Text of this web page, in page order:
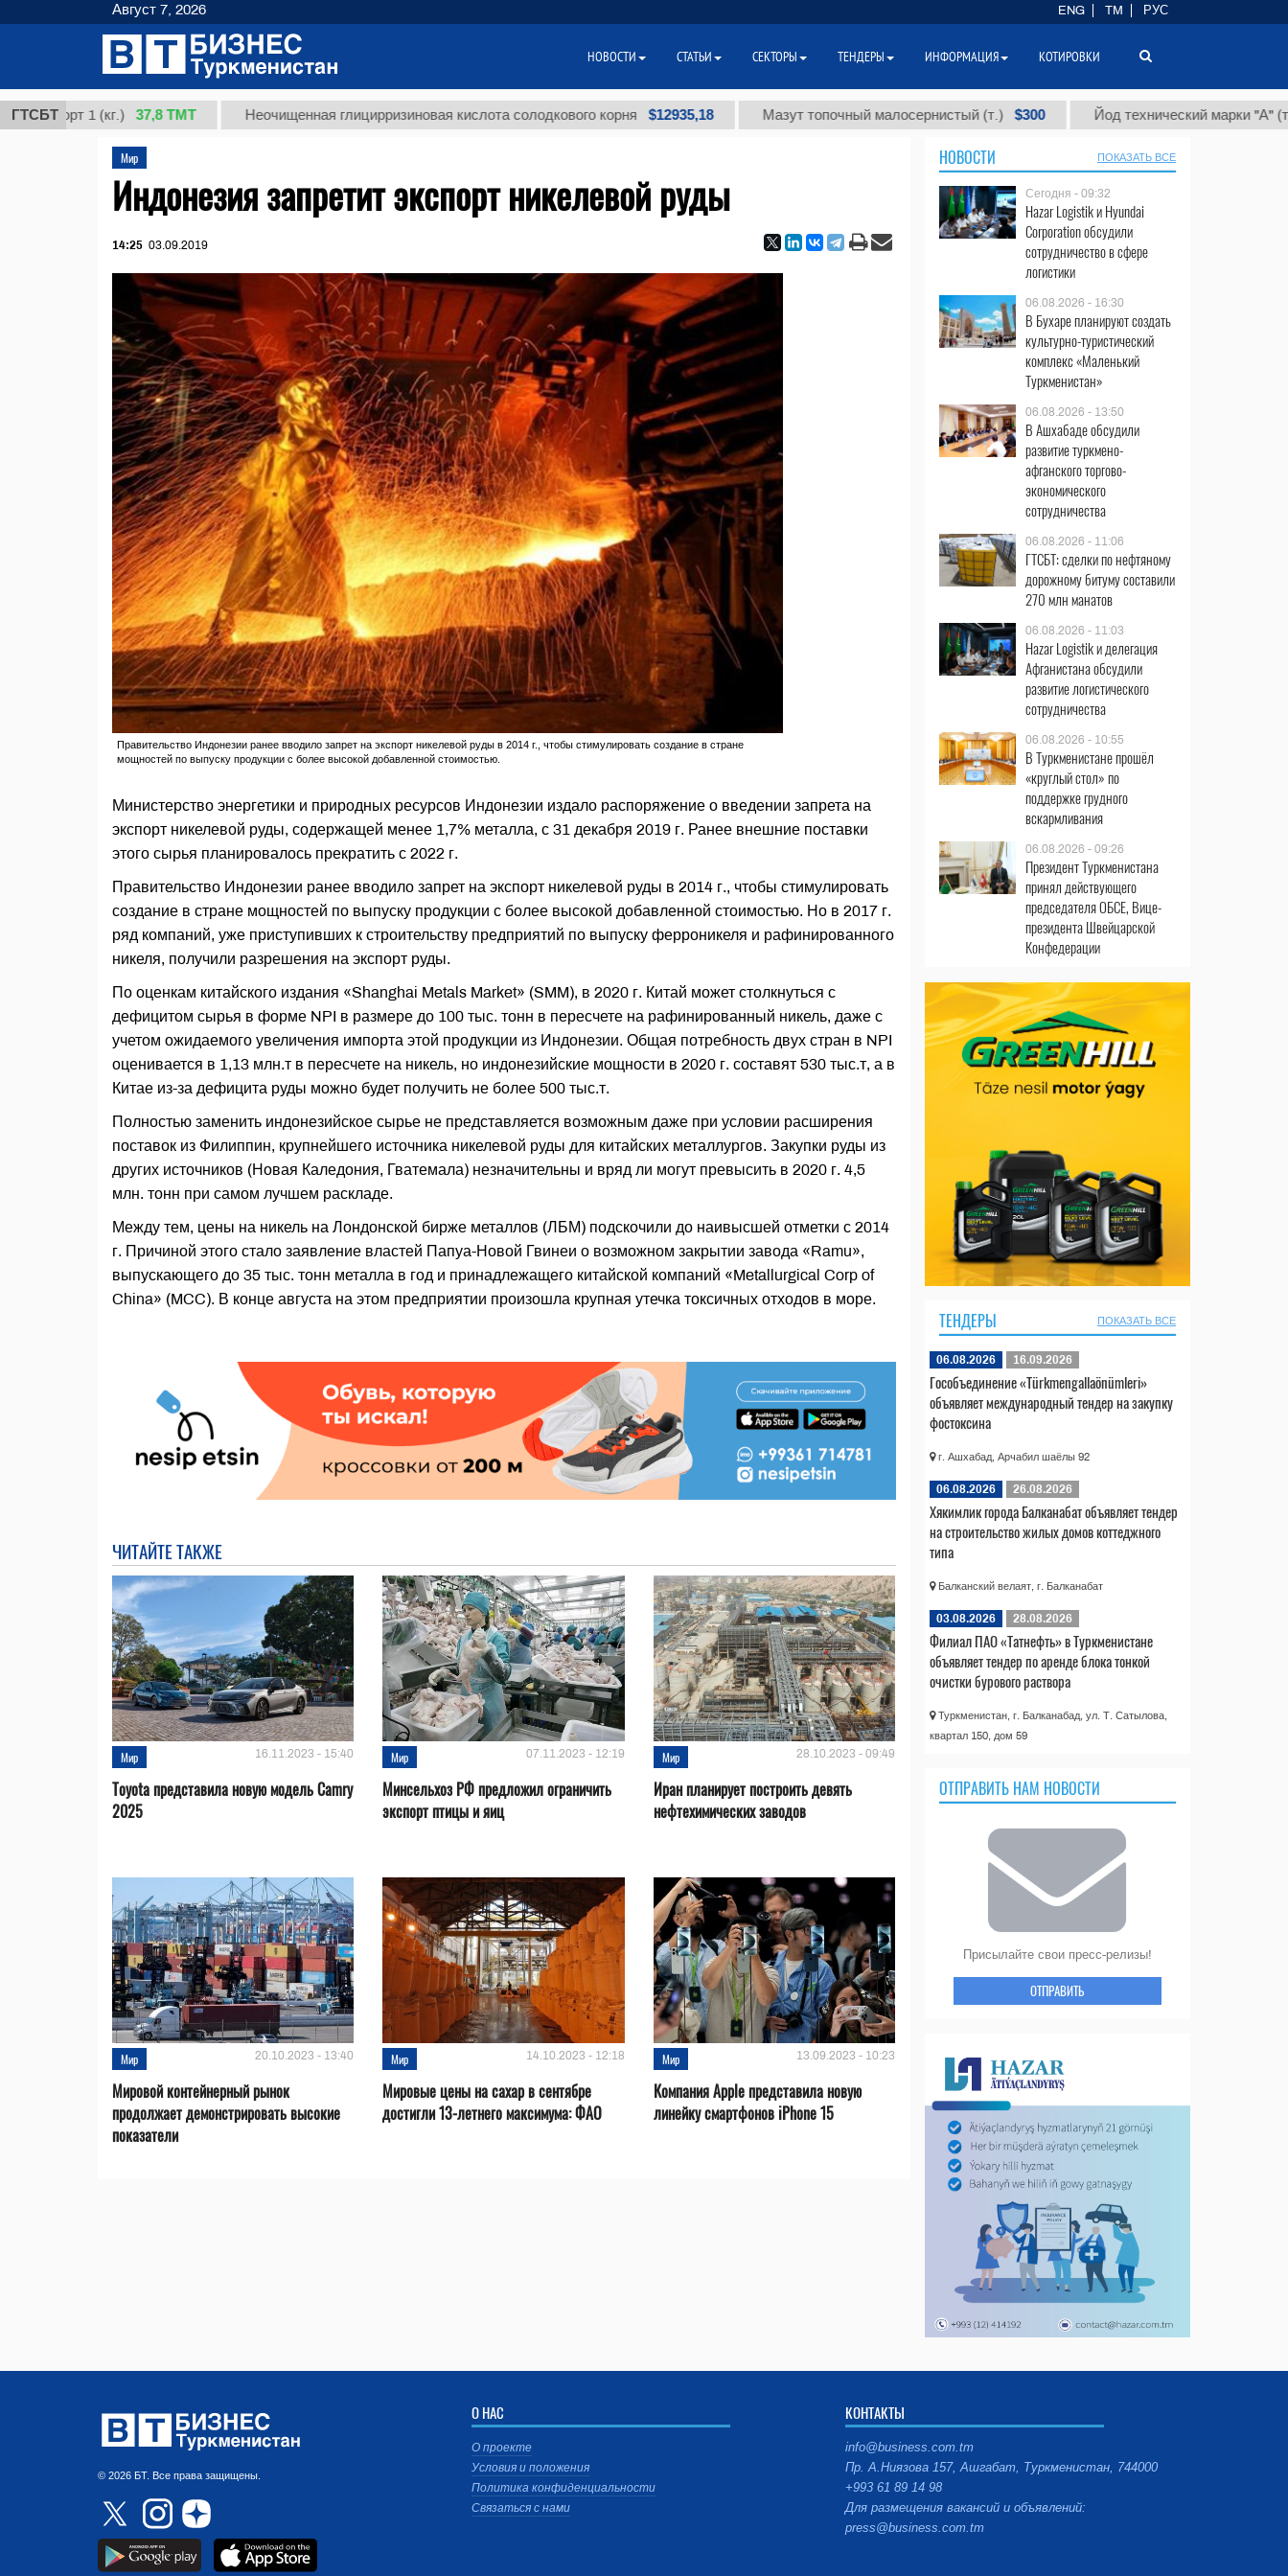
ГТСБТ
1 (кг.) 37,8 ТМТ Неочищенная глицирризиновая кислота солодкового корня $12935,18 Мазут топочный малосернистый (т.) $300 Йод технический марки "А" (т.) $86
Мир
Индонезия запретит экспорт никелевой руды
14:25 03.09.2019
Правительство Индонезии ранее вводило запрет на экспорт никелевой руды в 2014 г., чтобы стимулировать создание в стране
мощностей по выпуску продукции с более высокой добавленной стоимостью.
Министерство энергетики и природных ресурсов Индонезии издало распоряжение о введении запрета на
экспорт никелевой руды, содержащей менее 1,7% металла, с 31 декабря 2019 г. Ранее внешние поставки
этого сырья планировалось прекратить с 2022 г.
Правительство Индонезии ранее вводило запрет на экспорт никелевой руды в 2014 г., чтобы стимулировать
создание в стране мощностей по выпуску продукции с более высокой добавленной стоимостью. Но в 2017 г.
ряд компаний, уже приступивших к строительству предприятий по выпуску ферроникеля и рафинированного
никеля, получили разрешения на экспорт руды.
По оценкам китайского издания «Shanghai Metals Market» (SMM), в 2020 г. Китай может столкнуться с
дефицитом сырья в форме NPI в размере до 100 тыс. тонн в пересчете на рафинированный никель, даже с
учетом ожидаемого увеличения импорта этой продукции из Индонезии. Общая потребность двух стран в NPI
оценивается в 1,13 млн.т в пересчете на никель, но индонезийские мощности в 2020 г. составят 530 тыс.т, а в
Китае из-за дефицита руды можно будет получить не более 500 тыс.т.
Полностью заменить индонезийское сырье не представляется возможным даже при условии расширения
поставок из Филиппин, крупнейшего источника никелевой руды для китайских металлургов. Закупки руды из
других источников (Новая Каледония, Гватемала) незначительны и вряд ли могут превысить в 2020 г. 4,5
млн. тонн при самом лучшем раскладе.
Между тем, цены на никель на Лондонской бирже металлов (ЛБМ) подскочили до наивысшей отметки с 2014
г. Причиной этого стало заявление властей Папуа-Новой Гвинеи о возможном закрытии завода «Ramu»,
выпускающего до 35 тыс. тонн металла в год и принадлежащего китайской компаний «Metallurgical Corp of
China» (MCC). В конце августа на этом предприятии произошла крупная утечка токсичных отходов в море.
ЧИТАЙТЕ ТАКЖЕ
Мир 16.11.2023 - 15:40
Toyota представила новую модель Camry
2025
Мир 07.11.2023 - 12:19
Минсельхоз РФ предложил ограничить
экспорт птицы и яиц
Мир 28.10.2023 - 09:49
Иран планирует построить девять
нефтехимических заводов
Мир 20.10.2023 - 13:40
Мировой контейнерный рынок
продолжает демонстрировать высокие
показатели
Мир 14.10.2023 - 12:18
Мировые цены на сахар в сентябре
достигли 13-летнего максимума: ФАО
Мир 13.09.2023 - 10:23
Компания Apple представила новую
линейку смартфонов iPhone 15
НОВОСТИ ПОКАЗАТЬ ВСЕ
Сегодня - 09:32
Hazar Logistik и Hyundai
Corporation обсудили
сотрудничество в сфере
логистики
06.08.2026 - 16:30
В Бухаре планируют создать
культурно-туристический
комплекс «Маленький
Туркменистан»
06.08.2026 - 13:50
В Ашхабаде обсудили
развитие туркмено-
афганского торгово-
экономического
сотрудничества
06.08.2026 - 11:06
ГТСБТ: сделки по нефтяному
дорожному битуму составили
270 млн манатов
06.08.2026 - 11:03
Hazar Logistik и делегация
Афганистана обсудили
развитие логистического
сотрудничества
06.08.2026 - 10:55
В Туркменистане прошёл
«круглый стол» по
поддержке грудного
вскармливания
06.08.2026 - 09:26
Президент Туркменистана
принял действующего
председателя ОБСЕ, Вице-
президента Швейцарской
Конфедерации
ТЕНДЕРЫ ПОКАЗАТЬ ВСЕ
06.08.2026 16.09.2026
Гособъединение «Türkmengallaönümleri»
объявляет международный тендер на закупку
фостоксина
г. Ашхабад, Арчабил шаёлы 92
06.08.2026 26.08.2026
Хякимлик города Балканабат объявляет тендер
на строительство жилых домов коттеджного
типа
Балканский велаят, г. Балканабат
03.08.2026 28.08.2026
Филиал ПАО «Татнефть» в Туркменистане
объявляет тендер по аренде блока тонкой
очистки бурового раствора
Туркменистан, г. Балканабад, ул. Т. Сатылова,
квартал 150, дом 59
ОТПРАВИТЬ НАМ НОВОСТИ
Присылайте свои пресс-релизы!
ОТПРАВИТЬ
© 2026 БТ. Все права защищены.
О НАС
О проекте
Условия и положения
Политика конфиденциальности
Связаться с нами
КОНТАКТЫ
info@business.com.tm
Пр. А.Ниязова 157, Ашгабат, Туркменистан, 744000
+993 61 89 14 98
Для размещения вакансий и объявлений:
press@business.com.tm
Август 7, 2026 ENG TM РУС
НОВОСТИ СТАТЬИ СЕКТОРЫ ТЕНДЕРЫ ИНФОРМАЦИЯ КОТИРОВКИ